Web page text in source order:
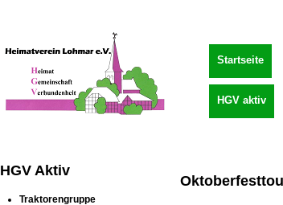
Startseite
HGV aktiv
HGV Aktiv
Traktorengruppe